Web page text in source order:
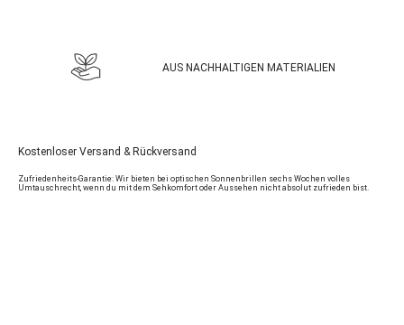
AUS NACHHALTIGEN MATERIALIEN
Kostenloser Versand & Rückversand
Zufriedenheits-Garantie: Wir bieten bei optischen Sonnenbrillen sechs Wochen volles
Umtauschrecht, wenn du mit dem Sehkomfort oder Aussehen nicht absolut zufrieden bist.